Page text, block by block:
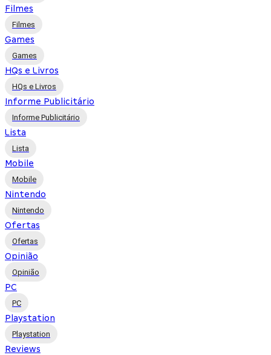
Filmes
Filmes
Games
Games
HQs e Livros
HQs e Livros
Informe Publicitário
Informe Publicitário
Lista
Lista
Mobile
Mobile
Nintendo
Nintendo
Ofertas
Ofertas
Opinião
Opinião
PC
PC
Playstation
Playstation
Reviews